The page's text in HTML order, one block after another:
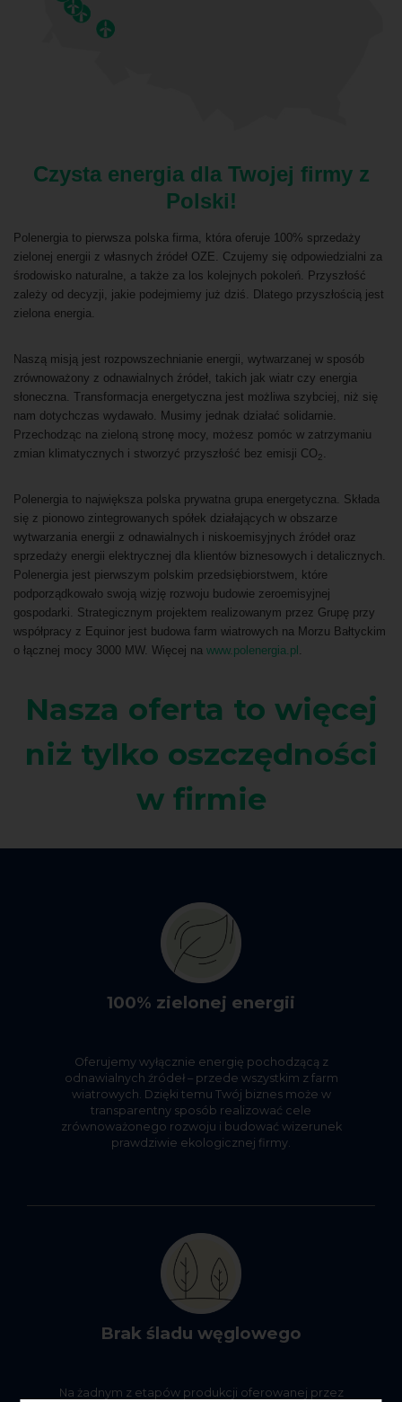
Czysta energia dla Twojej firmy z
Polski!
Polenergia to pierwsza polska firma, która oferuje 100% sprzedaży
zielonej energii z własnych źródeł OZE. Czujemy się odpowiedzialni za
środowisko naturalne, a także za los kolejnych pokoleń. Przyszłość
zależy od decyzji, jakie podejmiemy już dziś. Dlatego przyszłością jest
zielona energia.
Naszą misją jest rozpowszechnianie energii, wytwarzanej w sposób
zrównoważony z odnawialnych źródeł, takich jak wiatr czy energia
słoneczna. Transformacja energetyczna jest możliwa szybciej, niż się
nam dotychczas wydawało. Musimy jednak działać solidarnie.
Przechodząc na zieloną stronę mocy, możesz pomóc w zatrzymaniu
zmian klimatycznych i stworzyć przyszłość bez emisji CO2.
Polenergia to największa polska prywatna grupa energetyczna. Składa
się z pionowo zintegrowanych spółek działających w obszarze
wytwarzania energii z odnawialnych i niskoemisyjnych źródeł oraz
sprzedaży energii elektrycznej dla klientów biznesowych i detalicznych.
Polenergia jest pierwszym polskim przedsiębiorstwem, które
podporządkowało swoją wizję rozwoju budowie zeroemisyjnej
gospodarki. Strategicznym projektem realizowanym przez Grupę przy
współpracy z Equinor jest budowa farm wiatrowych na Morzu Bałtyckim
o łącznej mocy 3000 MW. Więcej na www.polenergia.pl .
Nasza oferta to więcej
niż tylko oszczędności
w firmie
100% zielonej energii
Oferujemy wyłącznie energię pochodzącą z
odnawialnych źródeł – przede wszystkim z farm
wiatrowych. Dzięki temu Twój biznes może w
transparentny sposób realizować cele
zrównoważonego rozwoju i budować wizerunek
prawdziwie ekologicznej firmy.
Brak śladu węglowego
Na żadnym z etapów produkcji oferowanej przez